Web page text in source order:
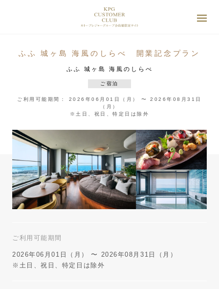
ふふ 城ヶ島 海風のしらべ 開業記念プラン
ふふ 城ヶ島 海風のしらべ
ご宿泊
ご利用可能期間： 2026年06月01日（月） 〜 2026年08月31日
（月）
※土日、祝日、特定日は除外
ご利用可能期間
2026年06月01日（月） 〜 2026年08月31日（月）
※土日、祝日、特定日は除外